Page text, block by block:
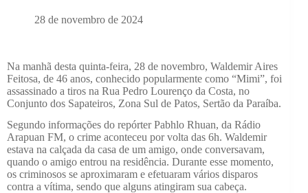
28 de novembro de 2024
Na manhã desta quinta-feira, 28 de novembro, Waldemir Aires
Feitosa, de 46 anos, conhecido popularmente como “Mimi”, foi
assassinado a tiros na Rua Pedro Lourenço da Costa, no
Conjunto dos Sapateiros, Zona Sul de Patos, Sertão da Paraíba.
Segundo informações do repórter Pabhlo Rhuan, da Rádio
Arapuan FM, o crime aconteceu por volta das 6h. Waldemir
estava na calçada da casa de um amigo, onde conversavam,
quando o amigo entrou na residência. Durante esse momento,
os criminosos se aproximaram e efetuaram vários disparos
contra a vítima, sendo que alguns atingiram sua cabeça.